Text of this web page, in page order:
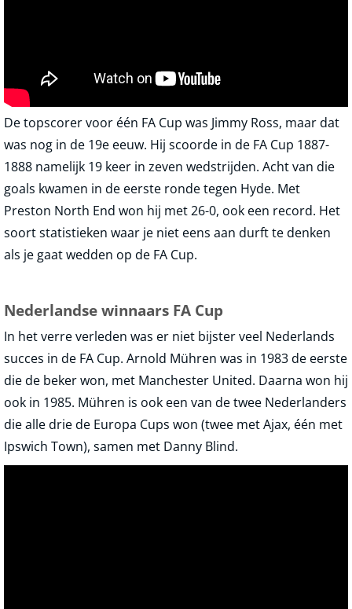
De topscorer voor één FA Cup was Jimmy Ross, maar dat
was nog in de 19e eeuw. Hij scoorde in de FA Cup 1887-
1888 namelijk 19 keer in zeven wedstrijden. Acht van die
goals kwamen in de eerste ronde tegen Hyde. Met
Preston North End won hij met 26-0, ook een record. Het
soort statistieken waar je niet eens aan durft te denken
als je gaat wedden op de FA Cup.
Nederlandse winnaars FA Cup
In het verre verleden was er niet bijster veel Nederlands
succes in de FA Cup. Arnold Mühren was in 1983 de eerste
die de beker won, met Manchester United. Daarna won hij
ook in 1985. Mühren is ook een van de twee Nederlanders
die alle drie de Europa Cups won (twee met Ajax, één met
Ipswich Town), samen met Danny Blind.